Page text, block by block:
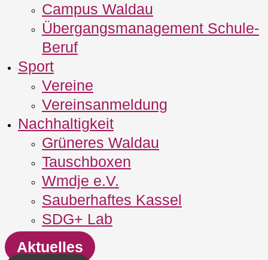
Campus Waldau
Übergangsmanagement Schule‐
Beruf
Sport
Vereine
Vereinsanmeldung
Nachhaltigkeit
Grüneres Waldau
Tauschboxen
Wmdje e.V.
Sauberhaftes Kassel
SDG+ Lab
Aktuelles